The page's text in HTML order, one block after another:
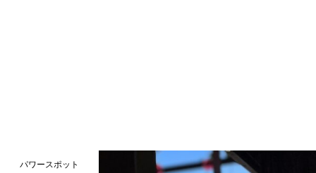
パワースポット